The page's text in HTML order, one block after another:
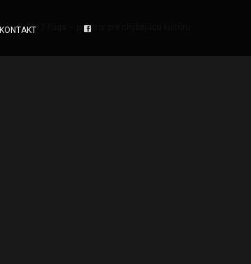
KONTAKT
© 2017 Fuga – priestor pre chýbajúcu kultúru